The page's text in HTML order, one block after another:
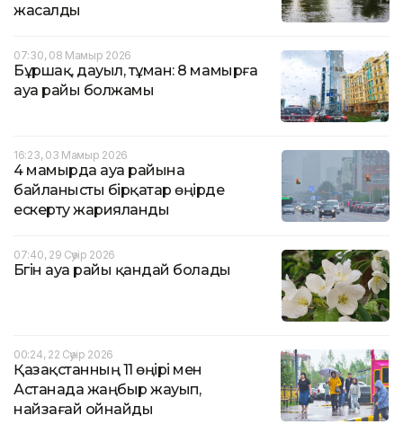
жасалды
07:30, 08 Мамыр 2026
Бұршақ, дауыл, тұман: 8 мамырға
ауа райы болжамы
16:23, 03 Мамыр 2026
4 мамырда ауа райына
байланысты бірқатар өңірде
ескерту жарияланды
07:40, 29 Сәуір 2026
Бүгін ауа райы қандай болады
00:24, 22 Сәуір 2026
Қазақстанның 11 өңірі мен
Астанада жаңбыр жауып,
найзағай ойнайды